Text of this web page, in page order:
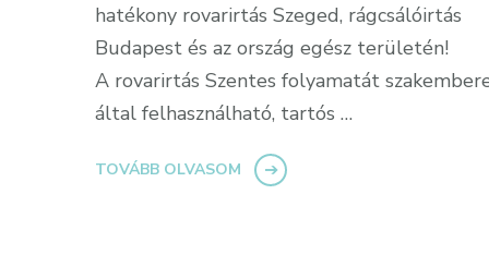
hatékony rovarirtás Szeged, rágcsálóirtás
Budapest és az ország egész területén!
A rovarirtás Szentes folyamatát
által felhasználható, tartós …
TOVÁBB OLVASOM